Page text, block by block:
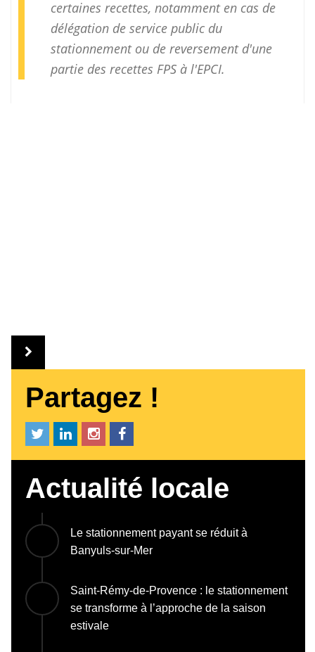
certaines recettes, notamment en cas de
délégation de service public du
stationnement ou de reversement d'une
partie des recettes FPS à l'EPCI.
Partagez !
Actualité locale
Le stationnement payant se réduit à
Banyuls-sur-Mer
Saint-Rémy-de-Provence : le stationnement
se transforme à l’approche de la saison
estivale